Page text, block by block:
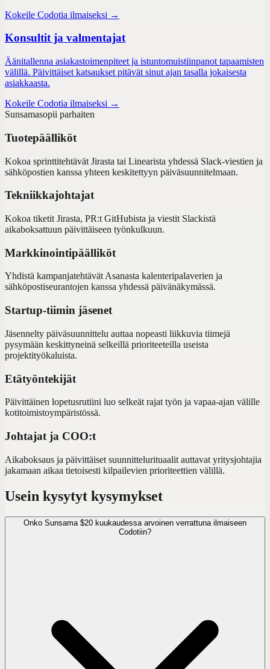
Kokeile Codotia ilmaiseksi →
Konsultit ja valmentajat
Äänitallenna asiakastoimenpiteet ja istuntomuistiinpanot tapaamisten
välillä. Päivittäiset katsaukset pitävät sinut ajan tasalla jokaisesta
asiakkaasta.
Kokeile Codotia ilmaiseksi →
Sunsamasopii parhaiten
Tuotepäälliköt
Kokoa sprinttitehtävät Jirasta tai Linearista yhdessä Slack-viestien ja
sähköpostien kanssa yhteen keskitettyyn päiväsuunnitelmaan.
Tekniikkajohtajat
Kokoa tiketit Jirasta, PR:t GitHubista ja viestit Slackistä
aikaboksattuun päivittäiseen työnkulkuun.
Markkinointipäälliköt
Yhdistä kampanjatehtävät Asanasta kalenteripalaverien ja
sähköpostiseurantojen kanssa yhdessä päivänäkymässä.
Startup-tiimin jäsenet
Jäsennelty päiväsuunnittelu auttaa nopeasti liikkuvia tiimejä
pysymään keskittyneinä selkeillä prioriteeteilla useista
projektityökaluista.
Etätyöntekijät
Päivittäinen lopetusrutiini luo selkeät rajat työn ja vapaa-ajan välille
kotitoimistoympäristössä.
Johtajat ja COO:t
Aikaboksaus ja päivittäiset suunnittelurituaalit auttavat yritysjohtajia
jakamaan aikaa tietoisesti kilpailevien prioriteettien välillä.
Usein kysytyt kysymykset
Onko Sunsama $20 kuukaudessa arvoinen verrattuna ilmaiseen
Codotiin?